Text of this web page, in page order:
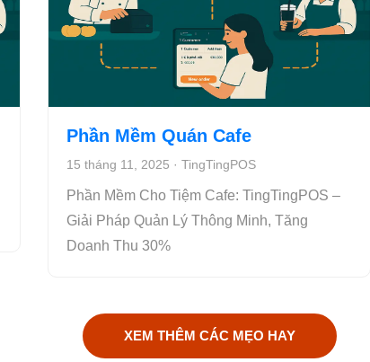
Phần Mềm Quán Cafe
15 tháng 11, 2025 · TingTingPOS
Phần Mềm Cho Tiệm Cafe: TingTingPOS –
Giải Pháp Quản Lý Thông Minh, Tăng
Doanh Thu 30%
XEM THÊM CÁC MẸO HAY